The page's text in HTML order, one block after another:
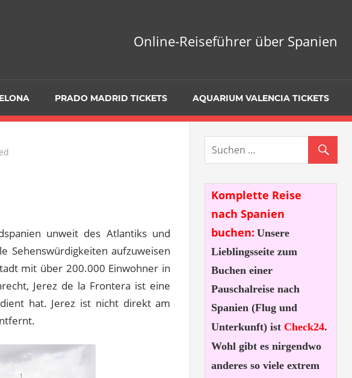
Online-Reiseführer über Spanien
PRADO MADRID TICKETS AQUARIUM VALENCIA TICKETS
unweit des Atlantiks und
Sehenswürdigkeiten aufzuweisen
mit über 200.000 Einwohner in
Jerez de la Frontera ist eine
hat. Jerez ist nicht direkt am
Komplette Reise
nach Spanien
buchen: Unsere
Lieblingsseite zum
Buchen einer
Pauschalreise nach
Spanien (Flug und
Unterkunft) ist Check24.
Wohl gibt es nirgendwo
anderes so viele extrem